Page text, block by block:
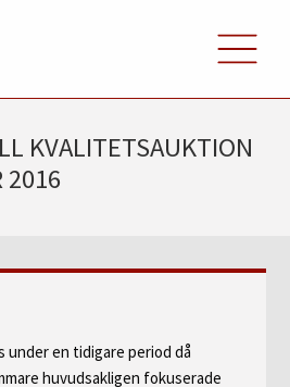
KVALITETSAUKTION
2016
under en tidigare period då
huvudsakligen fokuserade